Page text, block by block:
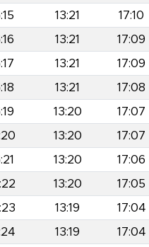
13:21 17:10
13:21 17:09
13:21 17:09
13:21 17:08
13:20 17:07
13:20 17:07
13:20 17:06
13:20 17:05
13:19 17:04
13:19 17:04